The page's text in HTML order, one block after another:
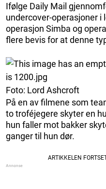
Ifølge Daily Mail
undercover-operasjoner i
operasjon Simba og
flere bevis for at denne
Foto: Lord Ashcroft
På en av filmene som
to troféjegere skyter en
hun faller mot bakker
ganger til hun dør.